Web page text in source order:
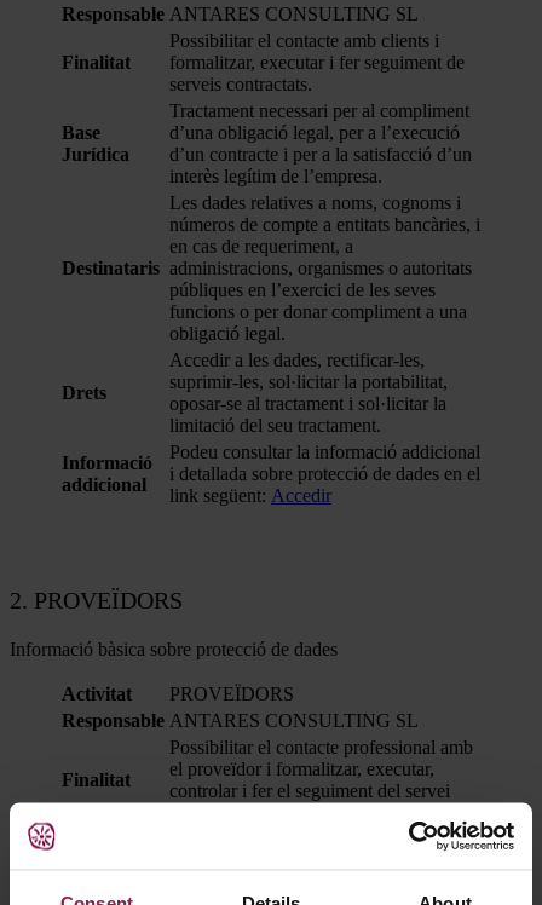
Responsable ANTARES CONSULTING SL
Finalitat
Possibilitar el contacte amb clients i
formalitzar, executar i fer seguiment de
serveis contractats.
Base
Jurídica
Tractament necessari per al compliment
d’una obligació legal, per a l’execució
d’un contracte i per a la satisfacció d’un
interès legítim de l’empresa.
Destinataris
Les dades relatives a noms, cognoms i
números de compte a entitats bancàries, i
en cas de requeriment, a
administracions, organismes o autoritats
públiques en l’exercici de les seves
funcions o per donar compliment a una
obligació legal.
Drets
Accedir a les dades, rectificar-les,
suprimir-les, sol·licitar la portabilitat,
oposar-se al tractament i sol·licitar la
limitació del seu tractament.
Informació
addicional
Podeu consultar la informació addicional
i detallada sobre protecció de dades en el
link següent: Accedir
2. PROVEÏDORS
Informació bàsica sobre protecció de dades
Activitat
PROVEÏDORS
Responsable ANTARES CONSULTING SL
Finalitat
Possibilitar el contacte professional amb
el proveïdor i formalitzar, executar,
controlar i fer el seguiment del servei
Compliment d’obligacions legals,